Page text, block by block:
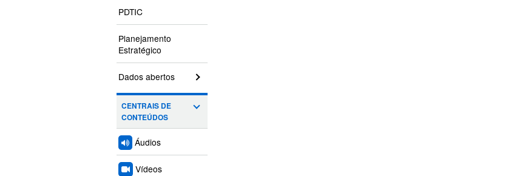
PDTIC
Planejamento
Estratégico
Dados abertos
CENTRAIS DE
CONTEÚDOS
Áudios
Vídeos